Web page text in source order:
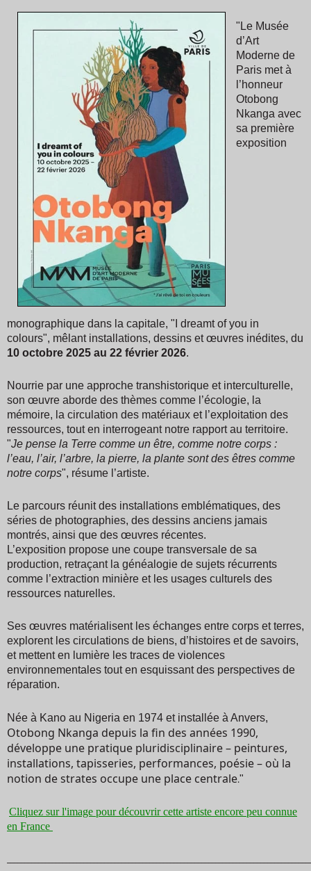
" Le Musée
d’Art
Moderne de
Paris met à
l’honneur
Otobong
Nkanga avec
sa première
exposition
monographique dans la capitale, "I dreamt of you in
colours", mêlant installations, dessins et œuvres inédites, du
10 octobre 2025 au 22 février 2026.
Nourrie par une approche transhistorique et interculturelle,
son œuvre aborde des thèmes comme l’écologie, la
mémoire, la circulation des matériaux et l’exploitation des
ressources, tout en interrogeant notre rapport au territoire.
"Je pense la Terre comme un être, comme notre corps :
l’eau, l’air, l’arbre, la pierre, la plante sont des êtres comme
notre corps", résume l’artiste.
Le parcours réunit des installations emblématiques, des
séries de photographies, des dessins anciens jamais
montrés, ainsi que des œuvres récentes.
L’exposition propose une coupe transversale de sa
production, retraçant la généalogie de sujets récurrents
comme l’extraction minière et les usages culturels des
ressources naturelles.
Ses œuvres matérialisent les échanges entre corps et terres,
explorent les circulations de biens, d’histoires et de savoirs,
et mettent en lumière les traces de violences
environnementales tout en esquissant des perspectives de
réparation.
Née à Kano au Nigeria en 1974 et installée à Anvers,
Otobong Nkanga depuis la fin des années 1990,
développe une pratique pluridisciplinaire – peintures,
installations, tapisseries, performances, poésie – où la
notion de strates occupe une place centrale."
Cliquez sur l'image pour découvrir cette artiste encore peu connue
en France